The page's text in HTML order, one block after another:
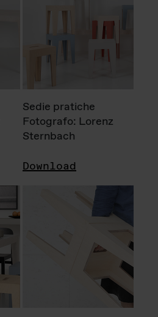
Sedie pratiche
Fotografo: Lorenz
Sternbach
Download